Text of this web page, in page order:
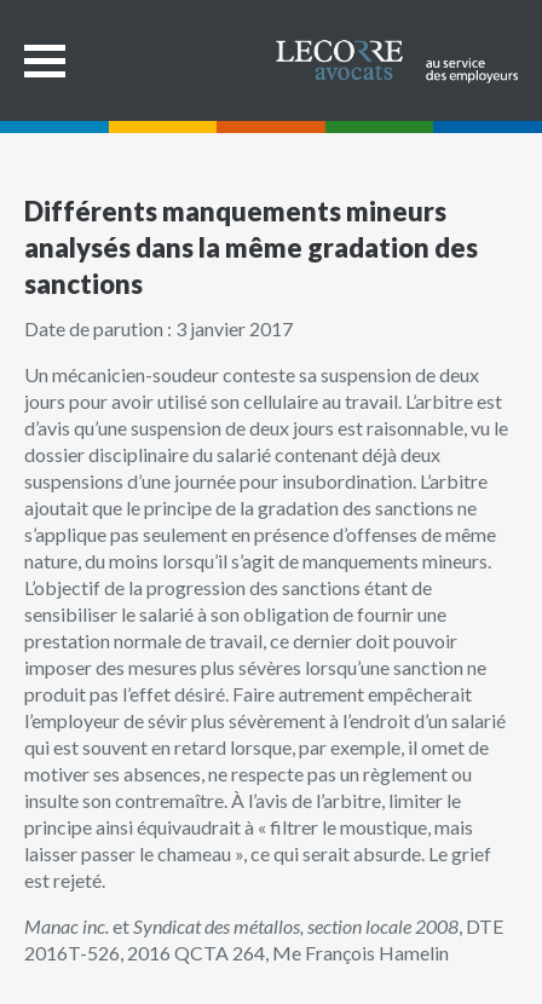
Différents manquements mineurs
analysés dans la même gradation des
sanctions
Date de parution : 3 janvier 2017
Un mécanicien-soudeur conteste sa suspension de deux
jours pour avoir utilisé son cellulaire au travail. L’arbitre est
d’avis qu’une suspension de deux jours est raisonnable, vu le
dossier disciplinaire du salarié contenant déjà deux
suspensions d’une journée pour insubordination. L’arbitre
ajoutait que le principe de la gradation des sanctions ne
s’applique pas seulement en présence d’offenses de même
nature, du moins lorsqu’il s’agit de manquements mineurs.
L’objectif de la progression des sanctions étant de
sensibiliser le salarié à son obligation de fournir une
prestation normale de travail, ce dernier doit pouvoir
imposer des mesures plus sévères lorsqu’une sanction ne
produit pas l’effet désiré. Faire autrement empêcherait
l’employeur de sévir plus sévèrement à l’endroit d’un salarié
qui est souvent en retard lorsque, par exemple, il omet de
motiver ses absences, ne respecte pas un règlement ou
insulte son contremaître. À l’avis de l’arbitre, limiter le
principe ainsi équivaudrait à « filtrer le moustique, mais
laisser passer le chameau », ce qui serait absurde. Le grief
est rejeté.
Manac inc.etSyndicat des métallos, section locale 2008, DTE
2016T-526, 2016 QCTA 264, Me François Hamelin